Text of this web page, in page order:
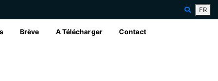
FR
Brève A Télécharger Contact